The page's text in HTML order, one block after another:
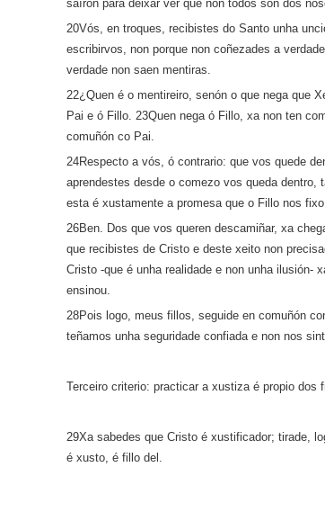
saíron para deixar ver que non todos son dos
20Vós, en troques, recibistes do Santo unha
escribirvos, non porque non coñezades a
verdade non saen mentiras.
22¿Quen é o mentireiro, senón o que nega que
Pai e ó Fillo. 23Quen nega ó Fillo, xa non ten
comuñón co Pai.
24Respecto a vós, ó contrario: que vos quede
aprendestes desde o comezo vos queda
esta é xustamente a promesa que o Fillo nos
26Ben. Dos que vos queren descamiñar, xa
que recibistes de Cristo e deste xeito non
Cristo ‑que é unha realidade e non unha
ensinou.
28Pois logo, meus fillos, seguide en comuñón
teñamos unha seguridade confiada e non nos
Terceiro criterio: practicar a xustiza é propio dos
29Xa sabedes que Cristo é xustificador; tirade,
é xusto, é fillo del.